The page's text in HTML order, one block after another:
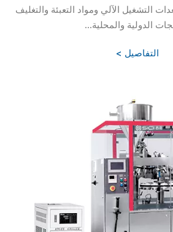
التشغيل الآلي ومواد التعبئة والتغليف
الدولية والمحلية...
التفاصيل >